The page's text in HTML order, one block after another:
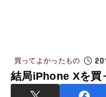
買ってよかったもの
結局iPhone Xを買